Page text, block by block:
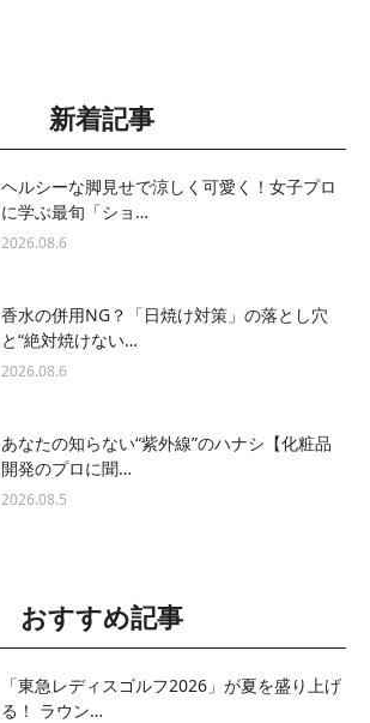
新着記事
ヘルシーな脚見せで涼しく可愛く！女子プロ
に学ぶ最旬「ショ…
2026.08.6
香水の併用NG？「日焼け対策」の落とし穴
と“絶対焼けない…
2026.08.6
あなたの知らない“紫外線”のハナシ【化粧品
開発のプロに聞…
2026.08.5
おすすめ記事
「東急レディスゴルフ2026」が夏を盛り上げ
る！ ラウン…